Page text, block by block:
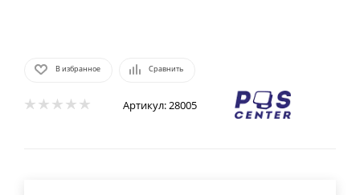
В избранное Сравнить
Артикул:28005